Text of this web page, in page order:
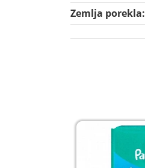
Zemlja porekla: